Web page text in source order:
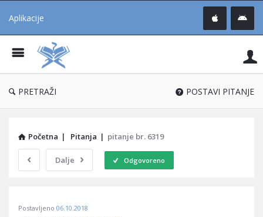
Aplikacije
®
PRETRAŽI POSTAVI PITANJE
Početna | Pitanja | pitanje br. 6319
Dalje Odgovoreno
Učene
Postavljeno 06.10.2018